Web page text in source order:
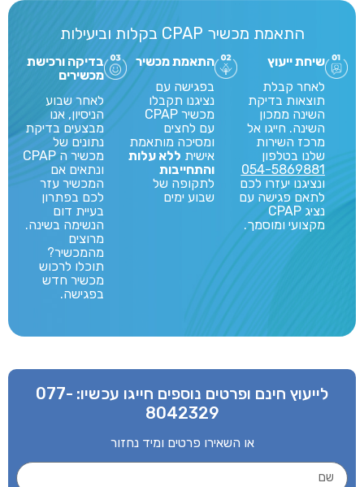
התאמת מכשיר CPAP בקלות וביעילות
שיחת ייעוץ
לאחר קבלת
תוצאות בדיקת
השינה ממכון
השינה. חייגו אל
מרכז השירות
שלנו בטלפון
054-5869881
ונציגנו יעזרו לכם
לתאם פגישה עם
נציג CPAP
מקצועי ומוסמך.
התאמת מכשיר
בפגישה עם
נציגנו תקבלו
מכשיר CPAP
עם לחצים
ומסיכה מותאמת
אישיתללא עלות
והתחייבות
לתקופה של
שבוע ימים
בדיקה ורכישת
מכשירים
לאחר שבוע
הניסיון, אנו
מבצעים בדיקת
נתונים של
מכשיר ה CPAP
ונתאים אם
המכשיר עזר
לכם בפתרון
בעיית דום
הנשימה בשינה.
מרוצים
מהמכשיר?
תוכלו לרכוש
מכשיר חדש
בפגישה.
לייעוץ חינם ופרטים נוספים חייגו עכשיו: 077-
8042329
או השאירו פרטים ומיד נחזור